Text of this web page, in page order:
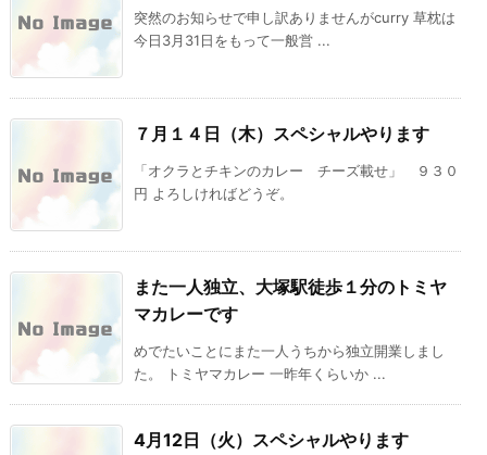
突然のお知らせで申し訳ありませんがcurry 草枕は
今日3月31日をもって一般営 ...
７月１４日（木）スペシャルやります
「オクラとチキンのカレー チーズ載せ」 ９３０
円 よろしければどうぞ。
また一人独立、大塚駅徒歩１分のトミヤ
マカレーです
めでたいことにまた一人うちから独立開業しまし
た。 トミヤマカレー 一昨年くらいか ...
4月12日（火）スペシャルやります